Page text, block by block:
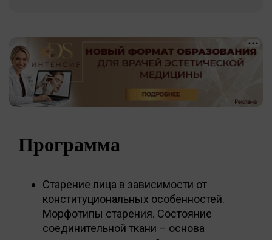
Программа
Старение лица в зависимости от
конституциональных особенностей.
Морфотипы старения. Состояние
соединительной ткани – основа